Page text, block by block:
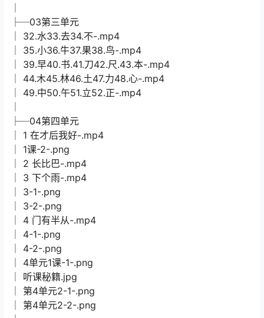
├─03第三单元
│ 32.水33.去34.不-.mp4
│ 35.小36.牛37.果38.鸟-.mp4
│ 39.早40.书.41.刀42.尺.43.本-.mp4
│ 44.木45.林46.土47.力48.心-.mp4
│ 49.中50.午51.立52.正-.mp4
├─04第四单元
│ 1 在才后我好-.mp4
│ 1课-2-.png
│ 2 长比巴-.mp4
│ 3 下个雨-.mp4
│ 3-1-.png
│ 3-2-.png
│ 4 门有半从-.mp4
│ 4-1-.png
│ 4-2-.png
│ 4单元1课-1-.png
│ 听课秘籍.jpg
│ 第4单元2-1-.png
│ 第4单元2-2-.png